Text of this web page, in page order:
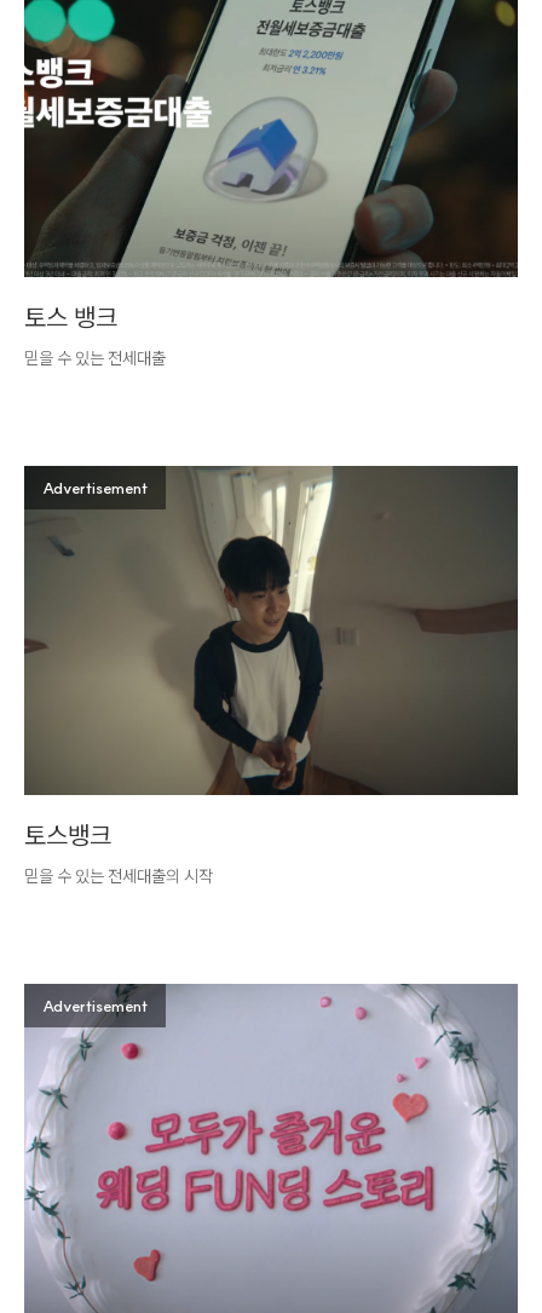
토스 뱅크
믿을 수 있는 전세대출
Advertisement
토스뱅크
믿을 수 있는 전세대출의 시작
Advertisement